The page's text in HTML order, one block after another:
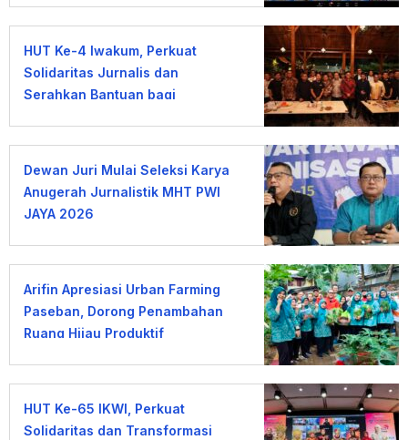
HUT Ke-4 Iwakum, Perkuat
Solidaritas Jurnalis dan
Serahkan Bantuan bagi
Dewan Juri Mulai Seleksi Karya
Anugerah Jurnalistik MHT PWI
JAYA 2026
Arifin Apresiasi Urban Farming
Paseban, Dorong Penambahan
Ruang Hijau Produktif
HUT Ke-65 IKWI, Perkuat
Solidaritas dan Transformasi